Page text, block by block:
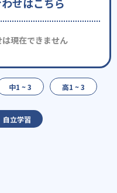
せはこちら
現在できません
中1 ~ 3 高1 ~ 3
自立学習